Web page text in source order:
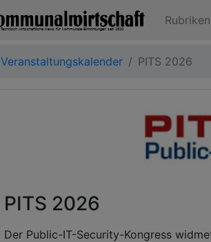
Veranstaltungskalender PITS 2026
PITS 2026
Der Public-IT-Security-Kongress